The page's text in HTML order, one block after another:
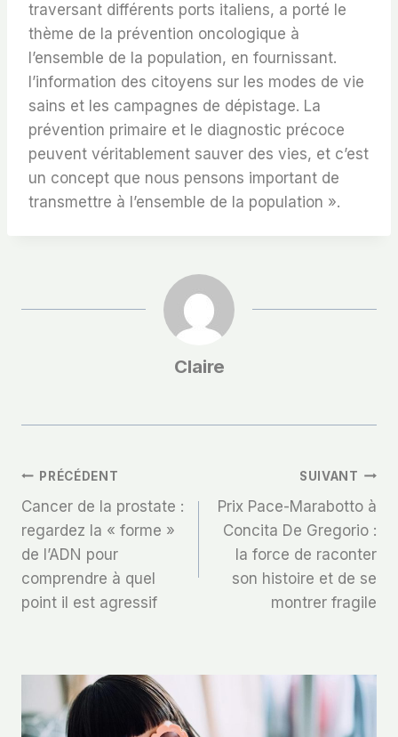
traversant différents ports italiens, a porté le
thème de la prévention oncologique à
l’ensemble de la population, en fournissant.
l’information des citoyens sur les modes de vie
sains et les campagnes de dépistage. La
prévention primaire et le diagnostic précoce
peuvent véritablement sauver des vies, et c’est
un concept que nous pensons important de
transmettre à l’ensemble de la population ».
Claire
Navigation
De
L’article
PRÉCÉDENT
Cancer de la prostate :
regardez la « forme »
de l’ADN pour
comprendre à quel
point il est agressif
SUIVANT
Prix ​​Pace-Marabotto à
Concita De Gregorio :
la force de raconter
son histoire et de se
montrer fragile